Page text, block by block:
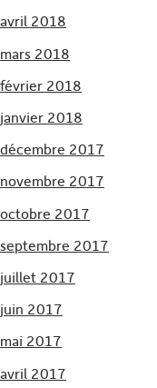
avril 2018
mars 2018
février 2018
janvier 2018
décembre 2017
novembre 2017
octobre 2017
septembre 2017
juillet 2017
juin 2017
mai 2017
avril 2017